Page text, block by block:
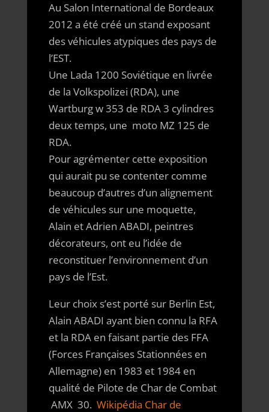
Au Salon International de Bordeaux
2012 a été créé un stand exposant
des véhicules atypiques des pays de
l’EST.
Une Lada 1200 Soviétique en livrée
de la Volkspolizei (RDA), une
Wartburg w 353 de RDA 3 cylindres
deux temps, une moto MZ 125 de
RDA.
Pour agrémenter cette exposition
qui aurait pu se contenter comme
beaucoup d’autres d’un alignement
de véhicules sur une moquette,
Alain et Adrien ABADI, peintres
décorateurs, ont eu l’idée de
reconstituer l’environnement d’un
pays de l’Est.
Leur choix s’est porté sur Berlin Est,
Alain ABADI ayant bien connu la RFA
et la RDA en faisant partie des FFA
(Forces Françaises Stationnées en
Allemagne) en 1983 et 1984 en
qualité de Pilote de Char de Combat
AMX 30. Wikipédia Char de